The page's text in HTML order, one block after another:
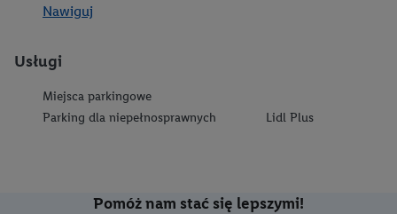
Nawiguj
Usługi
Miejsca parkingowe
Parking dla niepełnosprawnych
Lidl Plus
Pomóż nam stać się lepszymi!